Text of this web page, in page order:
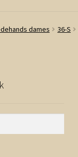
dames 36-S